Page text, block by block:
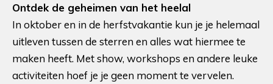
Ontdek de geheimen van het heelal
In oktober en in de herfstvakantie kun je je helemaal
uitleven tussen de sterren en alles wat hiermee te
maken heeft. Met show, workshops en andere leuke
activiteiten hoef je je geen moment te vervelen.